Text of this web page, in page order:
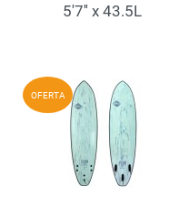
5'7'' x 43.5L
OFERTA